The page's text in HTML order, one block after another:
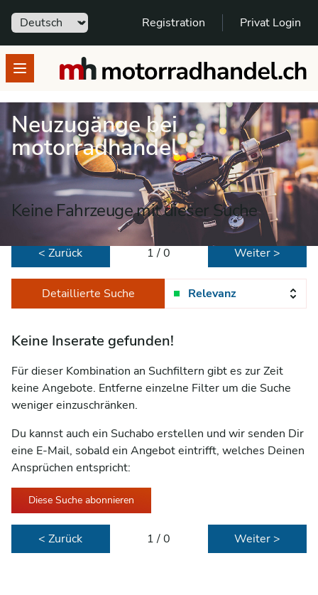
Sprache Registration Privat Login
Open menumotorradhandel.ch
Neuzugänge bei
motorradhandel
Keine Fahrzeuge mit dieser Suche
< Zurück 1 / 0 Weiter >
Detaillierte Suche Relevanz
Keine Inserate gefunden!
Für dieser Kombination an Suchfiltern gibt es zur Zeit
keine Angebote. Entferne einzelne Filter um die Suche
weniger einzuschränken.
Du kannst auch ein Suchabo erstellen und wir senden Dir
eine E-Mail, sobald ein Angebot eintrifft, welches Deinen
Ansprüchen entspricht:
Diese Suche abonnieren
< Zurück 1 / 0 Weiter >